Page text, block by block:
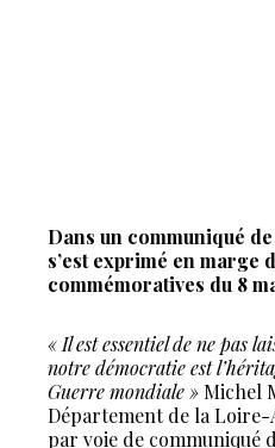
Dans un communiqué
s’est exprimé en marge
commémoratives du 8
« Il est essentiel de ne pas
notre démocratie est
Guerre mondiale » Michel
Département de la Loire-
par voie de communiqué